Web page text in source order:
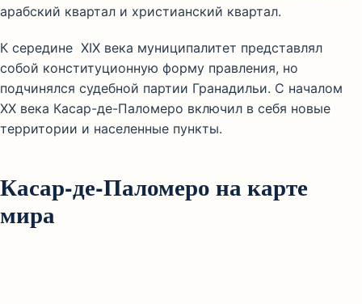
арабский квартал и христианский квартал.
К середине XIX века муниципалитет представлял
собой конституционную форму правления, но
подчинялся судебной партии Гранадильи. С началом
XX века Касар-де-Паломеро включил в себя новые
территории и населенные пункты.
Касар-де-Паломеро на карте
мира